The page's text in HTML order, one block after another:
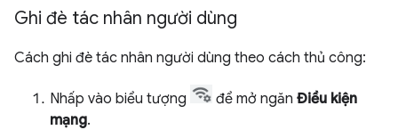
Ghi đè tác nhân người dùng
Cách ghi đè tác nhân người dùng theo cách thủ công:
Nhấp vào biểu tượng để mở ngăn Điều kiện
mạng.